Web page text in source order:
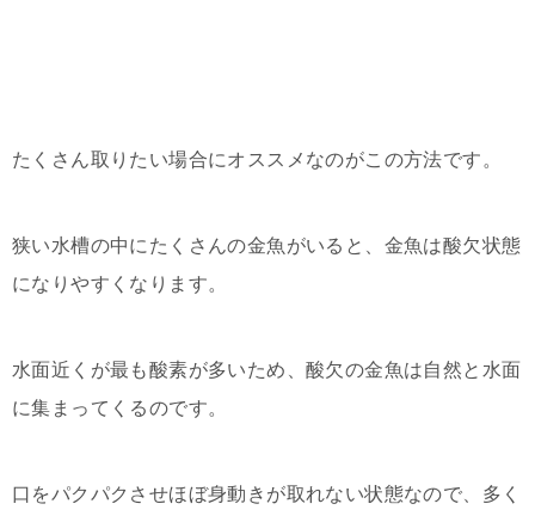
たくさん取りたい場合にオススメなのがこの方法です。
狭い水槽の中にたくさんの金魚がいると、金魚は酸欠状態
になりやすくなります。
水面近くが最も酸素が多いため、酸欠の金魚は自然と水面
に集まってくるのです。
口をパクパクさせほぼ身動きが取れない状態なので、多く